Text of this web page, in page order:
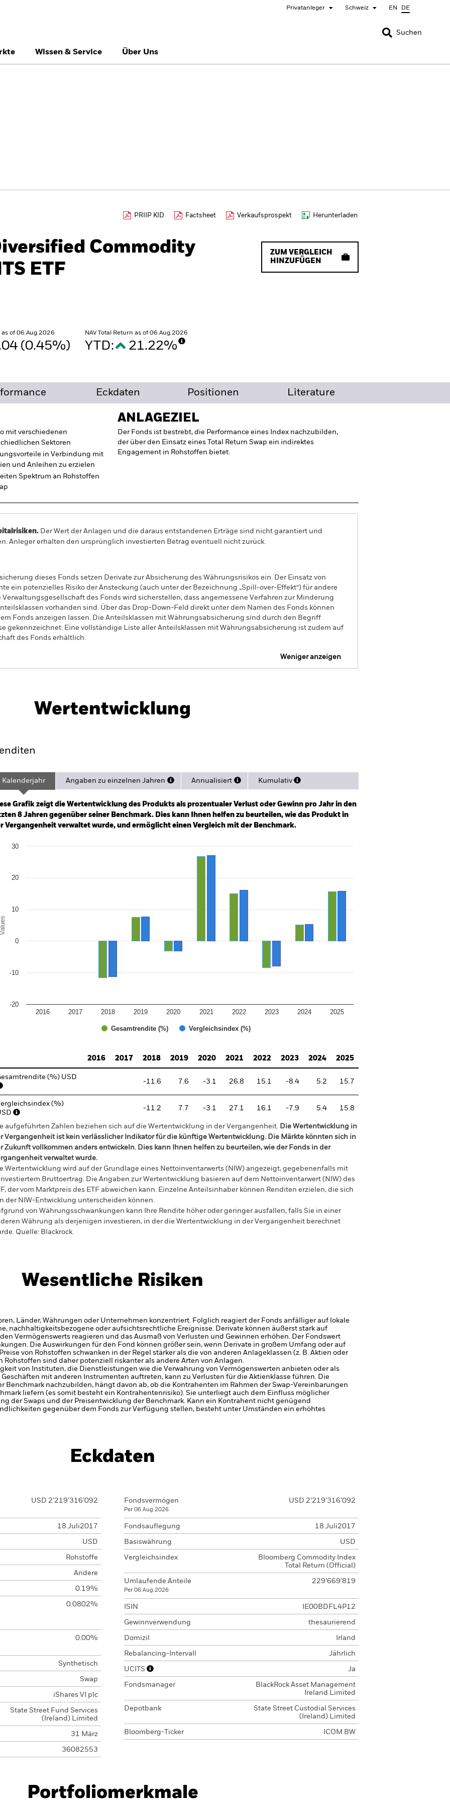
Privatanleger Schweiz EN DE
SCHLIESSEN
SCHLIESSEN
Õsterreich Location not listed
Suchen
Wissen & Service Über Uns
PRIIP KID Factsheet Verkaufsprospekt Herunterladen
Commodity
ETF
ZUM VERGLEICH
HINZUFÜGEN
as of 06.Aug.2026
(0.45%)
NAV Total Return as of 06.Aug.2026
YTD: 21.22%
Eckdaten Positionen Literature
mit verschiedenen
Sektoren
in Verbindung mit
und Anleihen zu erzielen
Spektrum an Rohstoffen
ANLAGEZIEL
Der Fonds ist bestrebt, die Performance eines Index nachzubilden,
der über den Einsatz eines Total Return Swap ein indirektes
Engagement in Rohstoffen bietet.
Der Wert der Anlagen und die daraus entstandenen Erträge sind nicht garantiert und
Anleger erhalten den ursprünglich investierten Betrag eventuell nicht zurück.
dieses Fonds setzen Derivate zur Absicherung des Währungsrisikos ein. Der Einsatz von
ein potenzielles Risiko der Ansteckung (auch unter der Bezeichnung „Spill-over-Effekt“) für andere
des Fonds wird sicherstellen, dass angemessene Verfahren zur Minderung
vorhanden sind. Über das Drop-Down-Feld direkt unter dem Namen des Fonds können
Fonds anzeigen lassen. Die Anteilsklassen mit Währungsabsicherung sind durch den Begriff
gekennzeichnet. Eine vollständige Liste aller Anteilsklassen mit Währungsabsicherung ist zudem auf
des Fonds erhältlich.
Weniger anzeigen
Herunterladen
Wertentwicklung
2017-07-01 00:00:00 to 2026-08-06 00:00:00.
-100 to 200.
Kalenderjahr Angaben zu einzelnen Jahren Annualisiert Kumulativ
Grafik zeigt die Wertentwicklung des Produkts als prozentualer Verlust oder Gewinn pro Jahr in den
8 Jahren gegenüber seiner Benchmark. Dies kann Ihnen helfen zu beurteilen, wie das Produkt in
Vergangenheit verwaltet wurde, und ermöglicht einen Vergleich mit der Benchmark.
chart with 2 data series.
Values
Gesamtrendite (%) Vergleichsindex (%)
2016 2017 2018 2019 2020 2021 2022 2023 2024 2025
-20
-10
0
10
20
30
2016
2017 2018 2019 2020 2021 2022 2023 2024 2025
(%) USD
-11.6 7.6 -3.1 26.8 15.1 -8.4 5.2 15.7
(%)
-11.2 7.7 -3.1 27.1 16.1 -7.9 5.4 15.8
aufgeführten Zahlen beziehen sich auf die Wertentwicklung in der Vergangenheit. Die Wertentwicklung in
Vergangenheit ist kein verlässlicher Indikator für die künftige Wertentwicklung. Die Märkte könnten sich in
Zukunft vollkommen anders entwickeln. Dies kann Ihnen helfen zu beurteilen, wie der Fonds in der
verwaltet wurde.
Wertentwicklung wird auf der Grundlage eines Nettoinventarwerts (NIW) angezeigt, gegebenenfalls mit
Bruttoertrag. Die Angaben zur Wertentwicklung basieren auf dem Nettoinventarwert (NIW) des
der vom Marktpreis des ETF abweichen kann. Einzelne Anteilsinhaber können Renditen erzielen, die sich
der NIW-Entwicklung unterscheiden können.
von Währungsschwankungen kann Ihre Rendite höher oder geringer ausfallen, falls Sie in einer
Währung als derjenigen investieren, in der die Wertentwicklung in der Vergangenheit berechnet
Quelle: Blackrock.
Wesentliche Risiken
Länder, Währungen oder Unternehmen konzentriert. Folglich reagiert der Fonds anfälliger auf lokale
nachhaltigkeitsbezogene oder aufsichtsrechtliche Ereignisse. Derivate können äußerst stark auf
Vermögenswerts reagieren und das Ausmaß von Verlusten und Gewinnen erhöhen. Der Fondswert
Die Auswirkungen für den Fond können größer sein, wenn Derivate in großem Umfang oder auf
von Rohstoffen schwanken in der Regel stärker als die von anderen Anlageklassen (z. B. Aktien oder
sind daher potenziell riskanter als andere Arten von Anlagen.
von Instituten, die Dienstleistungen wie die Verwahrung von Vermögenswerten anbieten oder als
mit anderen Instrumenten auftreten, kann zu Verlusten für die Aktienklasse führen. Die
Benchmark nachzubilden, hängt davon ab, ob die Kontrahenten im Rahmen der Swap-Vereinbarungen
liefern (es somit besteht ein Kontrahentenrisiko). Sie unterliegt auch dem Einfluss möglicher
der Swaps und der Preisentwicklung der Benchmark. Kann ein Kontrahent nicht genügend
gegenüber dem Fonds zur Verfügung stellen, besteht unter Umständen ein erhöhtes
Eckdaten
USD 2’219’316’092
18.Juli2017
USD
Rohstoffe
Andere
0.19%
0.0802%
0.00%
Synthetisch
Swap
iShares VI plc
State Street Fund Services
(Ireland) Limited
31 März
36082553
Fondsvermögen
Per 06.Aug.2026
USD 2’219’316’092
Fondsauflegung 18.Juli2017
Basiswährung USD
Vergleichsindex
Bloomberg Commodity Index
Total Return (Official)
Umlaufende Anteile
Per 06.Aug.2026
229’669’819
ISIN IE00BDFL4P12
Gewinnverwendung thesaurierend
Domizil Irland
Rebalancing-Intervall Jährlich
UCITS Ja
Fondsmanager
BlackRock Asset Management
Ireland Limited
Depotbank
State Street Custodial Services
(Ireland) Limited
Bloomberg-Ticker ICOM BW
Portfoliomerkmale